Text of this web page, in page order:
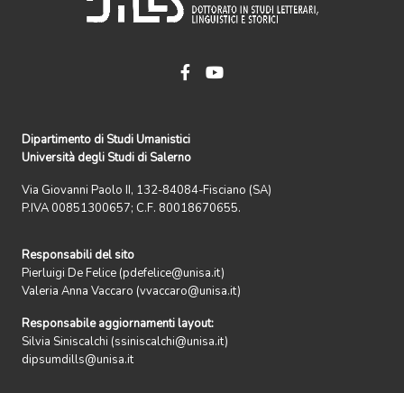
Dipartimento di Studi Umanistici
Università degli Studi di Salerno
Via Giovanni Paolo II, 132-84084-Fisciano (SA)
P.IVA 00851300657; C.F. 80018670655.
Responsabili del sito
Pierluigi De Felice (pdefelice@unisa.it)
Valeria Anna Vaccaro (vvaccaro@unisa.it)
Responsabile aggiornamenti layout:
Silvia Siniscalchi (ssiniscalchi@unisa.it)
dipsumdills@unisa.it